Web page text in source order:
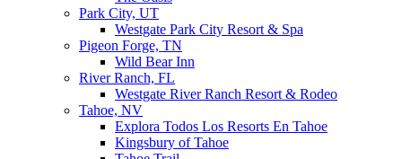
Park City, UT
Westgate Park City Resort & Spa
Pigeon Forge, TN
Wild Bear Inn
River Ranch, FL
Westgate River Ranch Resort & Rodeo
Tahoe, NV
Explora Todos Los Resorts En Tahoe
Kingsbury of Tahoe